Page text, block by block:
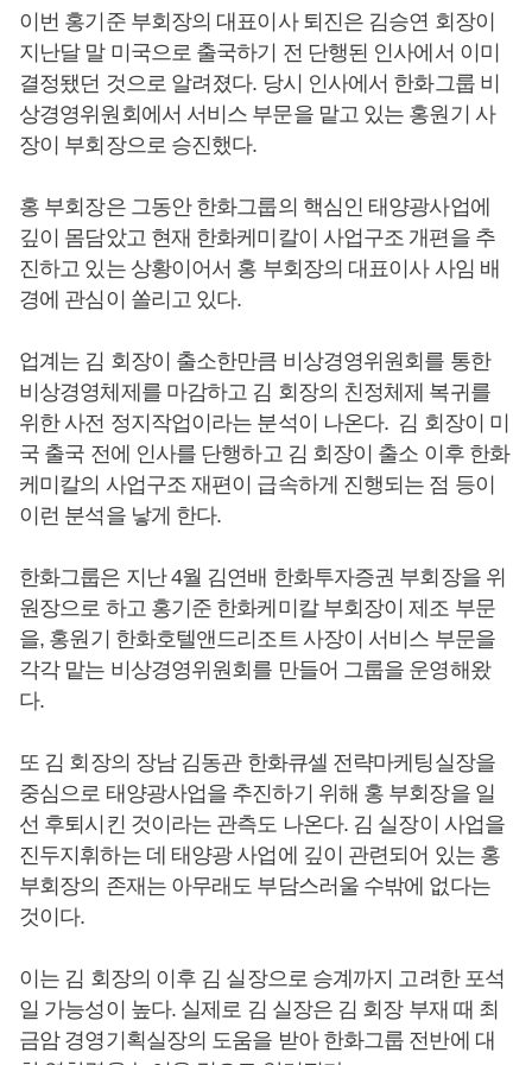
이번 홍기준 부회장의 대표이사 퇴진은 김승연 회장이
지난달 말 미국으로 출국하기 전 단행된 인사에서 이미
결정됐던 것으로 알려졌다. 당시 인사에서 한화그룹 비
상경영위원회에서 서비스 부문을 맡고 있는 홍원기 사
장이 부회장으로 승진했다.
홍 부회장은 그동안 한화그룹의 핵심인 태양광사업에
깊이 몸담았고 현재 한화케미칼이 사업구조 개편을 추
진하고 있는 상황이어서 홍 부회장의 대표이사 사임 배
경에 관심이 쏠리고 있다.
업계는 김 회장이 출소한만큼 비상경영위원회를 통한
비상경영체제를 마감하고 김 회장의 친정체제 복귀를
위한 사전 정지작업이라는 분석이 나온다. 김 회장이 미
국 출국 전에 인사를 단행하고 김 회장이 출소 이후 한화
케미칼의 사업구조 재편이 급속하게 진행되는 점 등이
이런 분석을 낳게 한다.
한화그룹은 지난 4월 김연배 한화투자증권 부회장을 위
원장으로 하고 홍기준 한화케미칼 부회장이 제조 부문
을, 홍원기 한화호텔앤드리조트 사장이 서비스 부문을
각각 맡는 비상경영위원회를 만들어 그룹을 운영해왔
다.
또 김 회장의 장남 김동관 한화큐셀 전략마케팅실장을
중심으로 태양광사업을 추진하기 위해 홍 부회장을 일
선 후퇴시킨 것이라는 관측도 나온다. 김 실장이 사업을
진두지휘하는 데 태양광 사업에 깊이 관련되어 있는 홍
부회장의 존재는 아무래도 부담스러울 수밖에 없다는
것이다.
이는 김 회장의 이후 김 실장으로 승계까지 고려한 포석
일 가능성이 높다. 실제로 김 실장은 김 회장 부재 때 최
금암 경영기획실장의 도움을 받아 한화그룹 전반에 대